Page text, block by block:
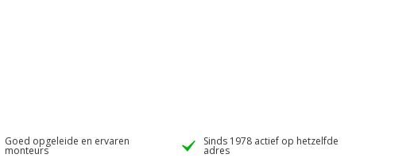
Goed opgeleide en ervaren
monteurs
Sinds 1978 actief op hetzelfde
adres